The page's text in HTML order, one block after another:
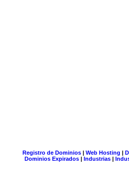
Registro de Dominios| Web Hosting |
Dominios Expirados | Industrias |